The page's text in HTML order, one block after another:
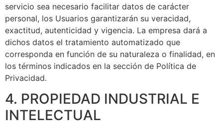
servicio sea necesario facilitar datos de carácter
personal, los Usuarios garantizarán su veracidad,
exactitud, autenticidad y vigencia. La empresa dará a
dichos datos el tratamiento automatizado que
corresponda en función de su naturaleza o finalidad, en
los términos indicados en la sección de Política de
Privacidad.
4. PROPIEDAD INDUSTRIAL E
INTELECTUAL